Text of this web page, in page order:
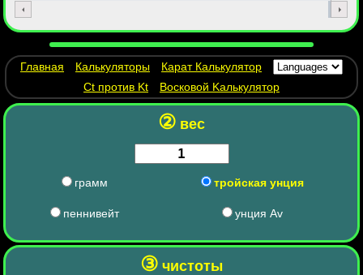
Главная Калькуляторы
Карат Калькулятор
Ct против Kt
Восковой Kалькулятор
② вес
грамм тройская унция
пеннивейт унция Av
③ чистоты